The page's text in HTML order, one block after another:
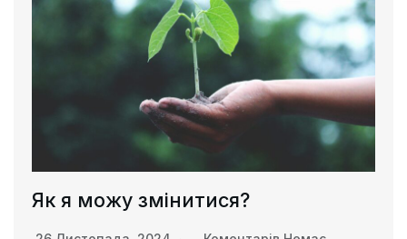
Як я можу змінитися?